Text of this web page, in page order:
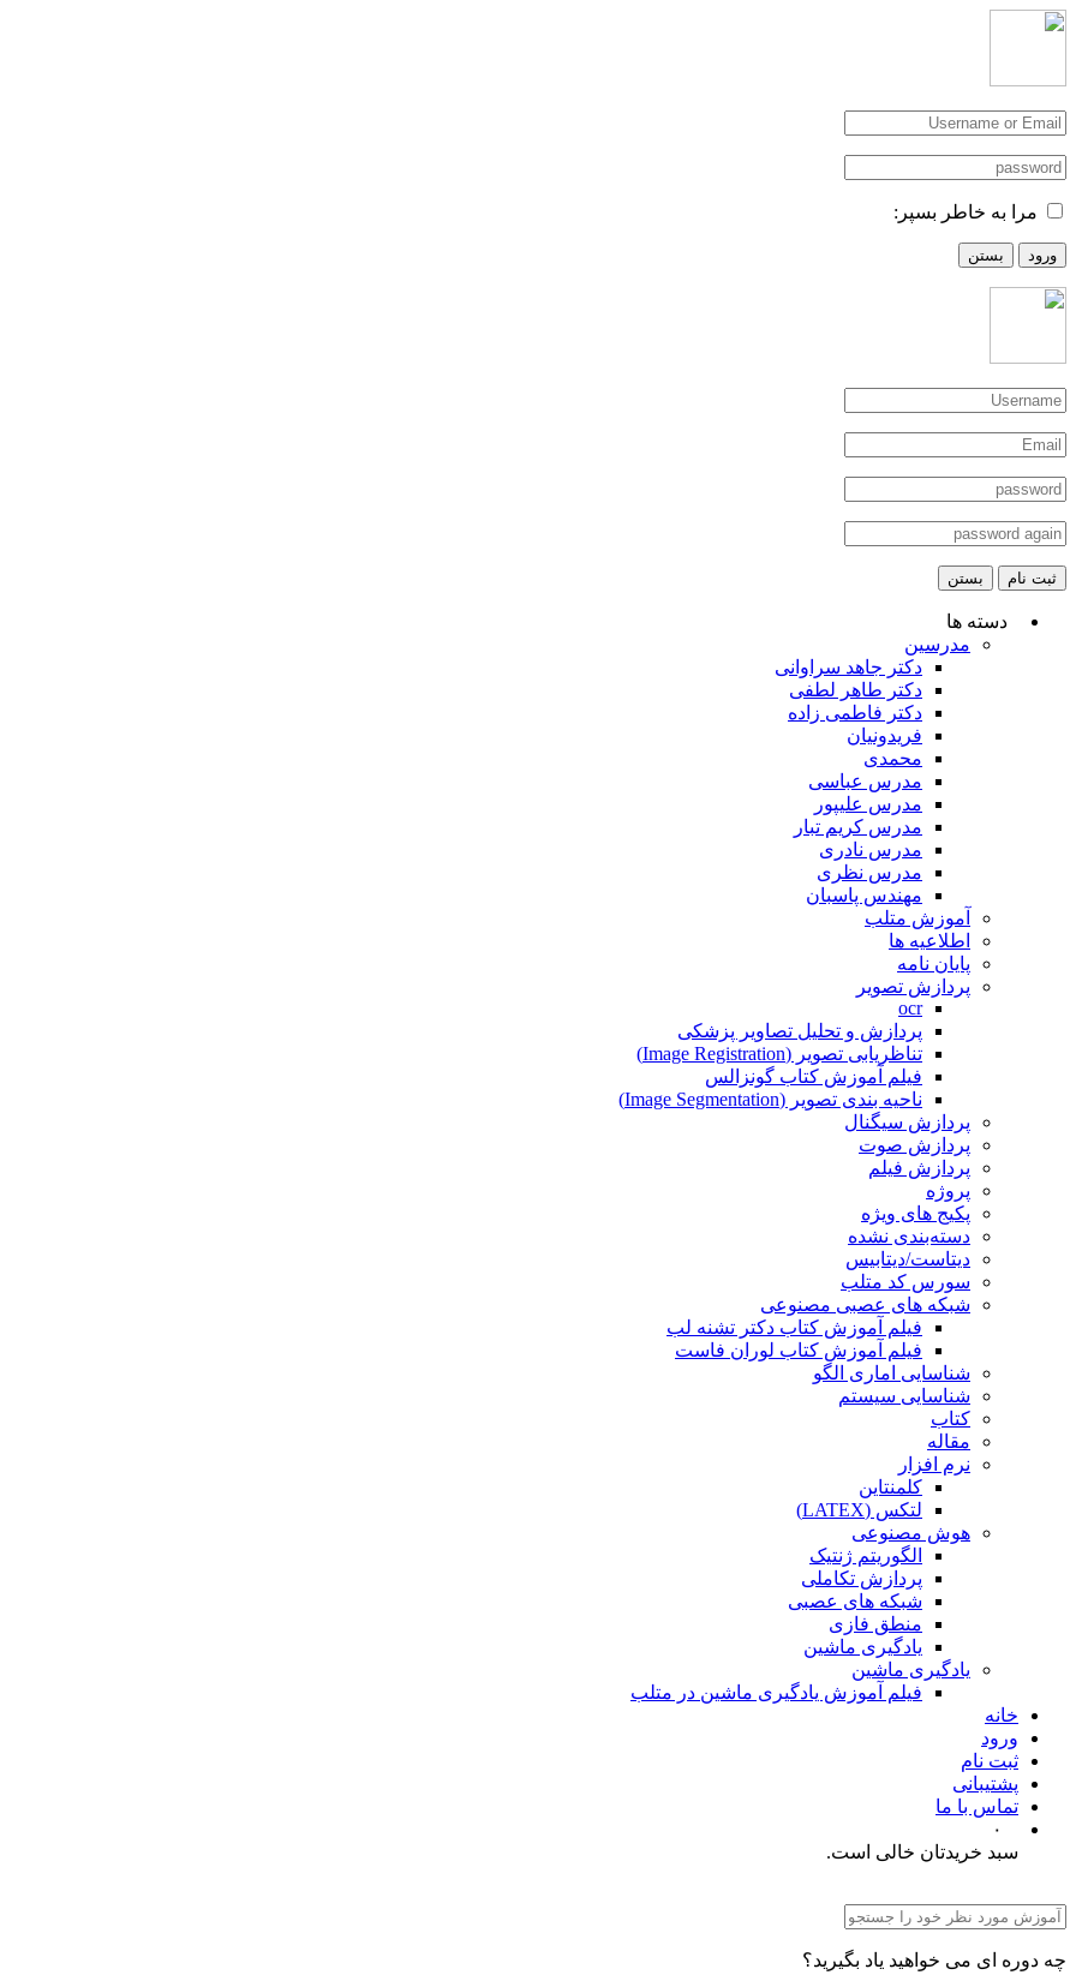
مرا به خاطر بسپر:
ورود بستن
ثبت نام بستن
دسته ها
مدرسین
دکتر جاهد سراوانی
دکتر طاهر لطفی
دکتر فاطمی زاده
فریدونیان
محمدی
مدرس عباسی
مدرس علیپور
مدرس کریم تبار
مدرس نادری
مدرس نظری
مهندس پاسبان
آموزش متلب
اطلاعیه ها
پایان نامه
پردازش تصویر
ocr
پردازش و تحلیل تصاویر پزشکی
تناظریابی تصویر (Image Registration)
فیلم آموزش کتاب گونزالس
ناحیه بندی تصویر (Image Segmentation)
پردازش سیگنال
پردازش صوت
پردازش فیلم
پروژه
پکیج های ویژه
دسته‌بندی نشده
دیتاست/دیتابیس
سورس کد متلب
شبکه های عصبی مصنوعی
فیلم آموزش کتاب دکتر تشنه لب
فیلم آموزش کتاب لوران فاست
شناسایی اماری الگو
شناسایی سیستم
کتاب
مقاله
نرم افزار
کلمنتاین
لتکس (LATEX)
هوش مصنوعی
الگوریتم ژنتیک
پردازش تکاملی
شبکه های عصبی
منطق فازی
یادگیری ماشین
یادگیری ماشین
فیلم آموزش یادگیری ماشین در متلب
خانه
ورود
ثبت نام
پشتیبانی
تماس با ما
۰
سبد خریدتان خالی است.
چه دوره ای می خواهید یاد بگیرید؟